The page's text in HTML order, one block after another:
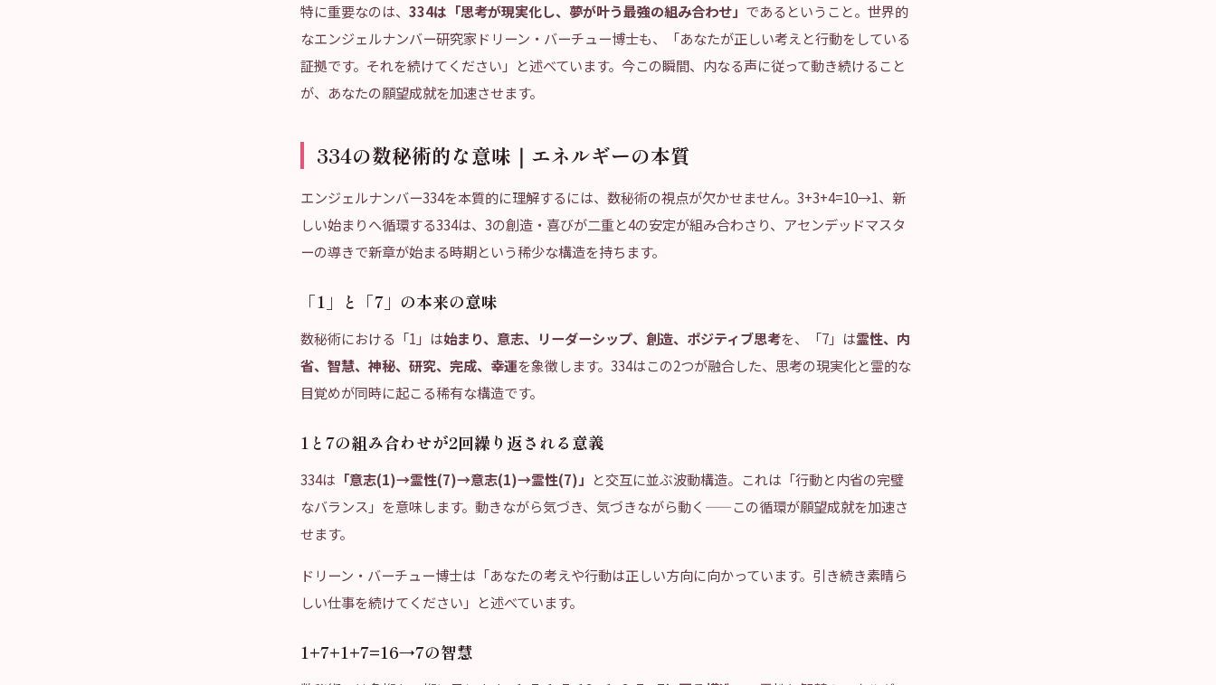
特に重要なのは、 334は「思考が現実化し、夢が叶う最強の組み合わせ」 であるということ。世界的
なエンジェルナンバー研究家ドリーン・バーチュー博士も、「あなたが正しい考えと行動をしている
証拠です。それを続けてください」と述べています。今この瞬間、内なる声に従って動き続けること
が、あなたの願望成就を加速させます。
334の数秘術的な意味｜エネルギーの本質
エンジェルナンバー334を本質的に理解するには、数秘術の視点が欠かせません。3+3+4=10→1、新
しい始まりへ循環する334は、3の創造・喜びが二重と4の安定が組み合わさり、アセンデッドマスタ
ーの導きで新章が始まる時期という稀少な構造を持ちます。
「1」と「7」の本来の意味
数秘術における「1」は始まり、意志、リーダーシップ、創造、ポジティブ思考を、「7」は霊性、内
省、智慧、神秘、研究、完成、幸運を象徴します。334はこの2つが融合した、思考の現実化と霊的な
目覚めが同時に起こる稀有な構造です。
1と7の組み合わせが2回繰り返される意義
334は 「意志(1)→霊性(7)→意志(1)→霊性(7)」 と交互に並ぶ波動構造。これは「行動と内省の完璧
なバランス」を意味します。動きながら気づき、気づきながら動く——この循環が願望成就を加速さ
せます。
ドリーン・バーチュー博士は「あなたの考えや行動は正しい方向に向かっています。引き続き素晴ら
しい仕事を続けてください」と述べています。
1+7+1+7=16→7の智慧